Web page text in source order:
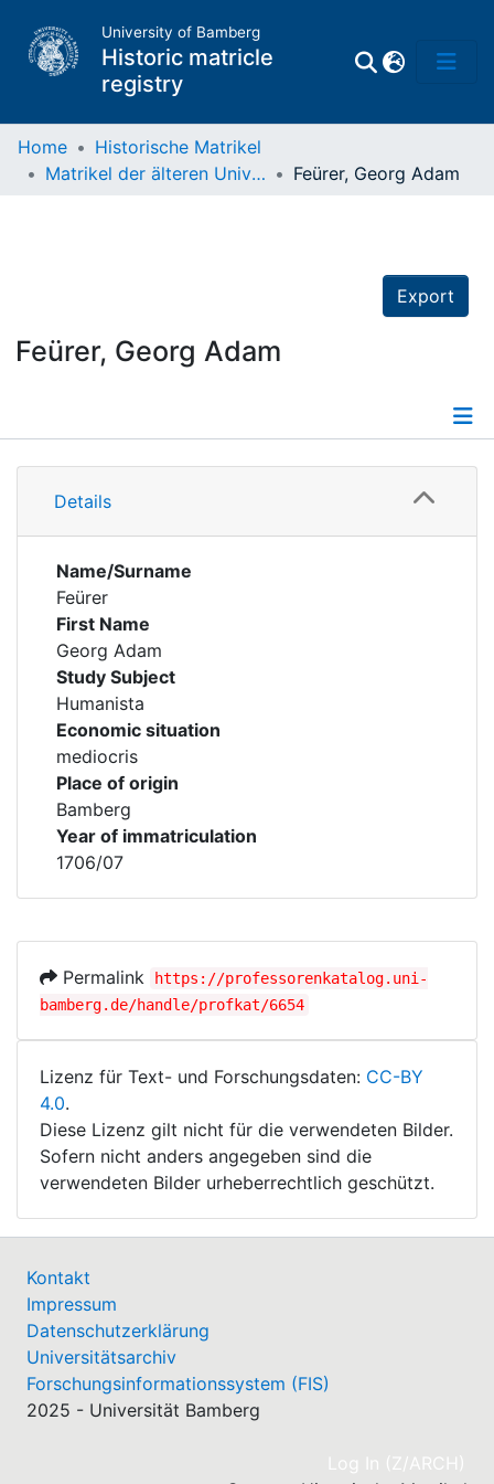
University of Bamberg
Historic matricle
registry
Home
Historische Matrikel
Matrikel der älteren Universität
Feürer, Georg Adam
Export
Feürer, Georg Adam
Details
Details
Name/Surname
Feürer
First Name
Georg Adam
Study Subject
Humanista
Economic situation
mediocris
Place of origin
Bamberg
Year of immatriculation
1706/07
Permalink
https://professorenkatalog.uni-
bamberg.de/handle/profkat/6654
Lizenz für Text- und Forschungsdaten: CC-BY
4.0.
Diese Lizenz gilt nicht für die verwendeten Bilder.
Sofern nicht anders angegeben sind die
verwendeten Bilder urheberrechtlich geschützt.
Kontakt
Impressum
Datenschutzerklärung
Universitätsarchiv
Forschungsinformationssystem (FIS)
2025 - Universität Bamberg
Log In (Z/ARCH)